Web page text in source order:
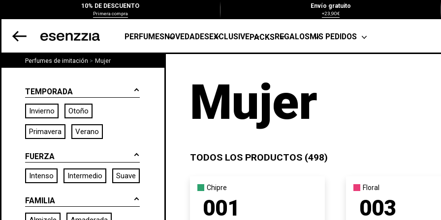
10% DE DESCUENTO
Primera compra
Envío gratuito
+23,90€
PERFUMESNOVEDADESEXCLUSIVEPACKSREGALOSMIS PEDIDOS
Perfumes de imitación Mujer
TEMPORADA
Invierno Otoño
Primavera Verano
FUERZA
Intenso Intermedio Suave
FAMILIA
Mujer
TODOS LOS PRODUCTOS (498)
Chipre
001
Floral
003